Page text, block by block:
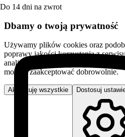
Do 14 dni na zwrot
Dbamy o twoją prywatność
Używamy plików cookies oraz
poprawy jakości korzystania z
analizy ruchu. Niektóre pliki są
możesz zaakceptować dobrowolnie.
Akceptuję wszystkie Dostosuj